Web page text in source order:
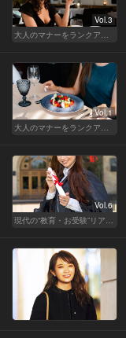
Vol.3
大人のマナーをランクアップせよ
Vol.1
大人のマナーをランクアップせよ
Vol.6
現代の“教育・お受験”リアルドキュメント